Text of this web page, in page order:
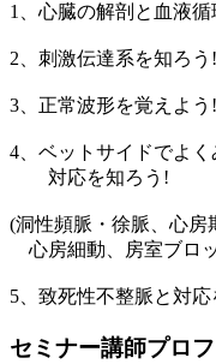
1、心臓の解剖と血液
2、刺激伝達系を知ろう!
3、正常波形を覚えよう!
4、ベットサイドでよく
対応を知ろう!
(洞性頻脈・徐脈、心房
心房細動、房室ブロ
5、致死性不整脈と対
セミナー講師プロ